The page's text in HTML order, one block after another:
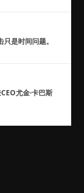
是时间问题。
尤金·卡巴斯